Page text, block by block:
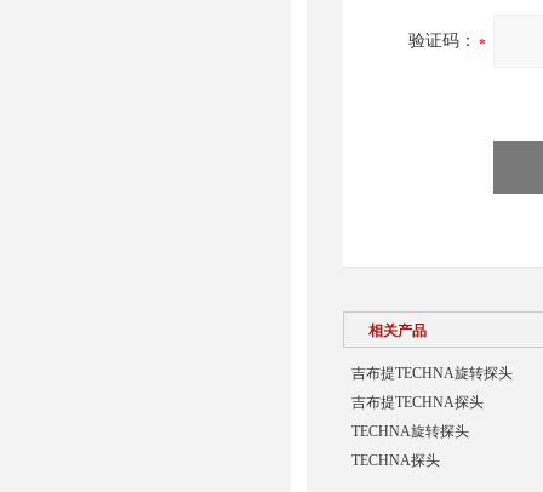
验证码：
相关产品
吉布提TECHNA旋转探头
吉布提TECHNA探头
TECHNA旋转探头
TECHNA探头